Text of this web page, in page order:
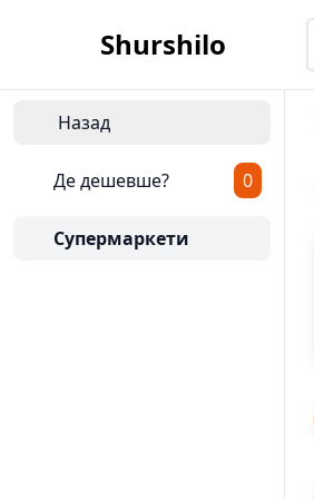
Shurshilo
Назад
Де дешевше? 0
Супермаркети